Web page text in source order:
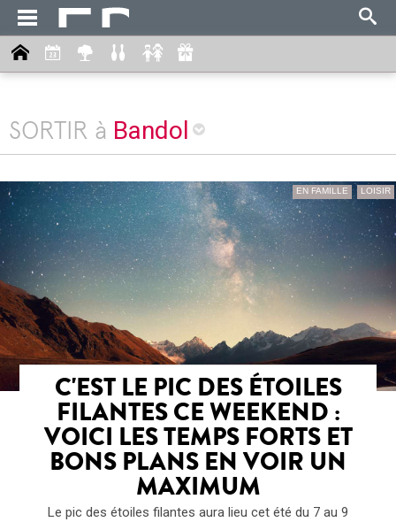
SORTIR à Bandol
EN FAMILLE LOISIR
C'EST LE PIC DES ÉTOILES
FILANTES CE WEEKEND :
VOICI LES TEMPS FORTS ET
BONS PLANS EN VOIR UN
MAXIMUM
Le pic des étoiles filantes aura lieu cet été du 7 au 9